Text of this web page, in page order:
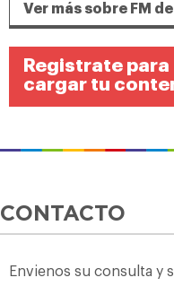
Ver más sobre FM de
Registrate para
cargar tu
CONTACTO
Envienos su consulta y